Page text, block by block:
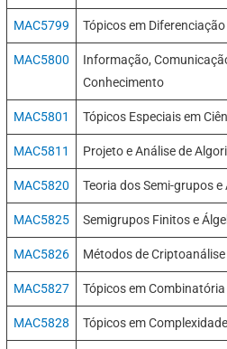
MAC5799 Tópicos em
MAC5800
Informação,
Conhecimento
MAC5801 Tópicos Especiais em
MAC5811 Projeto e Análise de
MAC5820 Teoria dos Semi-grupos e
MAC5825 Semigrupos Finitos e
MAC5826 Métodos de
MAC5827 Tópicos em Combinatória
MAC5828 Tópicos em